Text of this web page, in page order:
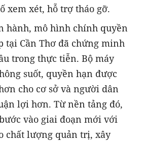
xem xét, hỗ trợ tháo gỡ.
hành, mô hình chính quyền
tại Cần Thơ đã chứng minh
trong thực tiễn. Bộ máy
suốt, quyền hạn được
cho cơ sở và người dân
lợi hơn. Từ nền tảng đó,
vào giai đoạn mới với
chất lượng quản trị, xây